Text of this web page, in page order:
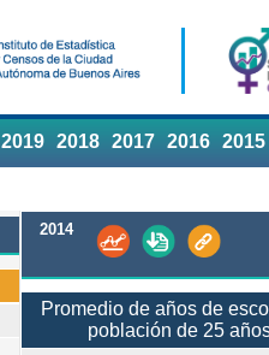
2019 2018 2017 2016 2015
2014
Promedio de años de
población de 25